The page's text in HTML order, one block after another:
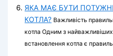
ЯКА МАЄ БУТИ
КОТЛА? Важливість
котла Одним з
встановлення котла є